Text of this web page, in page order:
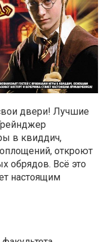
двери! Лучшие
в квиддич,
откроют
обрядов. Всё это
настоящим